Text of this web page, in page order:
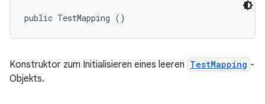
public TestMapping ()
Konstruktor zum Initialisieren eines leeren TestMapping -
Objekts.